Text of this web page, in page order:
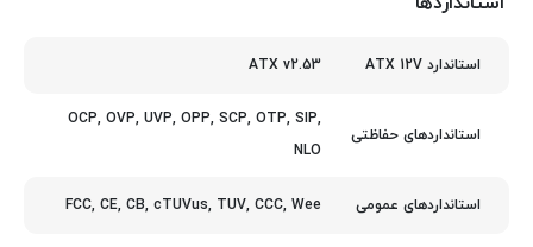
استاندارد ATX 12V ATX v2.53
استانداردهای حفاظتی
OCP, OVP, UVP, OPP, SCP, OTP, SIP,
NLO
استانداردهای عمومی FCC, CE, CB, cTUVus, TUV, CCC, Wee